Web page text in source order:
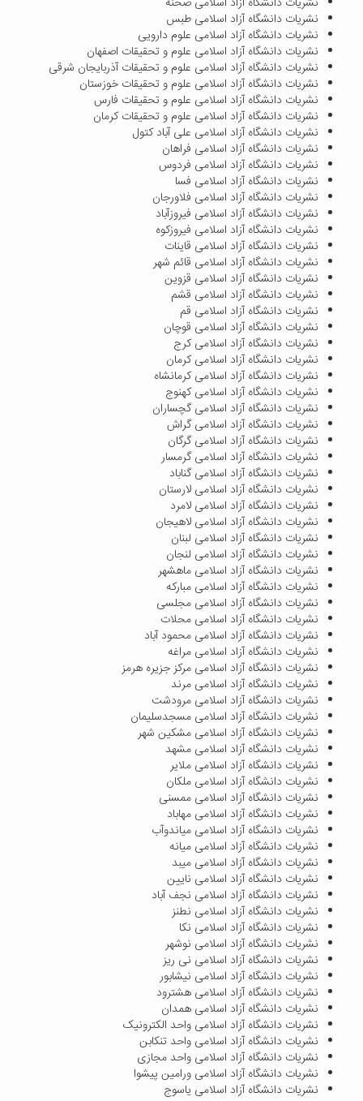
نشریات دانشگاه آزاد اسلامی طبس
نشریات دانشگاه آزاد اسلامی علوم دارویی
نشریات دانشگاه آزاد اسلامی علوم و تحقیقات اصفهان
نشریات دانشگاه آزاد اسلامی علوم و تحقیقات آذربایجان شرقی
نشریات دانشگاه آزاد اسلامی علوم و تحقیقات خوزستان
نشریات دانشگاه آزاد اسلامی علوم و تحقیقات فارس
نشریات دانشگاه آزاد اسلامی علوم و تحقیقات کرمان
نشریات دانشگاه آزاد اسلامی علی آباد کتول
نشریات دانشگاه آزاد اسلامی فراهان
نشریات دانشگاه آزاد اسلامی فردوس
نشریات دانشگاه آزاد اسلامی فسا
نشریات دانشگاه آزاد اسلامی فلاورجان
نشریات دانشگاه آزاد اسلامی فیروزآباد
نشریات دانشگاه آزاد اسلامی فیروزکوه
نشریات دانشگاه آزاد اسلامی قاینات
نشریات دانشگاه آزاد اسلامی قائم شهر
نشریات دانشگاه آزاد اسلامی قزوین
نشریات دانشگاه آزاد اسلامی قشم
نشریات دانشگاه آزاد اسلامی قم
نشریات دانشگاه آزاد اسلامی قوچان
نشریات دانشگاه آزاد اسلامی کرج
نشریات دانشگاه آزاد اسلامی کرمان
نشریات دانشگاه آزاد اسلامی کرمانشاه
نشریات دانشگاه آزاد اسلامی کهنوج
نشریات دانشگاه آزاد اسلامی گچساران
نشریات دانشگاه آزاد اسلامی گراش
نشریات دانشگاه آزاد اسلامی گرگان
نشریات دانشگاه آزاد اسلامی گرمسار
نشریات دانشگاه آزاد اسلامی گناباد
نشریات دانشگاه آزاد اسلامی لارستان
نشریات دانشگاه آزاد اسلامی لامرد
نشریات دانشگاه آزاد اسلامی لاهیجان
نشریات دانشگاه آزاد اسلامی لبنان
نشریات دانشگاه آزاد اسلامی لنجان
نشریات دانشگاه آزاد اسلامی ماهشهر
نشریات دانشگاه آزاد اسلامی مبارکه
نشریات دانشگاه آزاد اسلامی مجلسی
نشریات دانشگاه آزاد اسلامی محلات
نشریات دانشگاه آزاد اسلامی محمود آباد
نشریات دانشگاه آزاد اسلامی مراغه
نشریات دانشگاه آزاد اسلامی مرکز جزیره هرمز
نشریات دانشگاه آزاد اسلامی مرند
نشریات دانشگاه آزاد اسلامی مرودشت
نشریات دانشگاه آزاد اسلامی مسجدسلیمان
نشریات دانشگاه آزاد اسلامی مشکین شهر
نشریات دانشگاه آزاد اسلامی مشهد
نشریات دانشگاه آزاد اسلامی ملایر
نشریات دانشگاه آزاد اسلامی ملکان
نشریات دانشگاه آزاد اسلامی ممسنی
نشریات دانشگاه آزاد اسلامی مهاباد
نشریات دانشگاه آزاد اسلامی میاندوآب
نشریات دانشگاه آزاد اسلامی میانه
نشریات دانشگاه آزاد اسلامی میبد
نشریات دانشگاه آزاد اسلامی نایین
نشریات دانشگاه آزاد اسلامی نجف آباد
نشریات دانشگاه آزاد اسلامی نطنز
نشریات دانشگاه آزاد اسلامی نکا
نشریات دانشگاه آزاد اسلامی نوشهر
نشریات دانشگاه آزاد اسلامی نی ریز
نشریات دانشگاه آزاد اسلامی نیشابور
نشریات دانشگاه آزاد اسلامی هشترود
نشریات دانشگاه آزاد اسلامی همدان
نشریات دانشگاه آزاد اسلامی واحد الکترونیک
نشریات دانشگاه آزاد اسلامی واحد تنکابن
نشریات دانشگاه آزاد اسلامی واحد مجازی
نشریات دانشگاه آزاد اسلامی ورامین پیشوا
نشریات دانشگاه آزاد اسلامی یاسوج